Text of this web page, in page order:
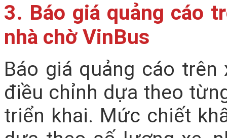
3. Báo giá quảng cáo
nhà chờ VinBus
Báo giá quảng cáo
điều chỉnh dựa theo
triển khai. Mức chiết